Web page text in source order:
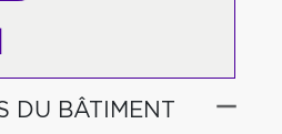
DU BÂTIMENT